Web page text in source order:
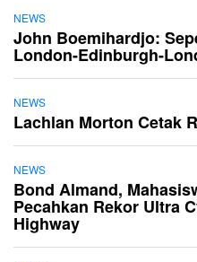
NEWS
John Boemihardjo:
London-Edinburgh-
NEWS
Lachlan Morton Cetak
NEWS
Bond Almand,
Pecahkan Rekor Ultra
Highway